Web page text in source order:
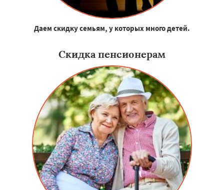
Даем скидку семьям, у которых много детей.
Скидка пенсионерам